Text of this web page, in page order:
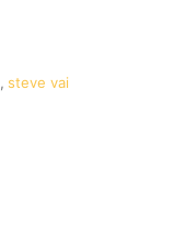
, steve vai